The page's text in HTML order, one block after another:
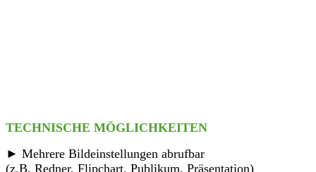
TECHNISCHE MÖGLICHKEITEN
► Mehrere Bildeinstellungen abrufbar
(z.B. Redner, Flipchart, Publikum, Präsentation)